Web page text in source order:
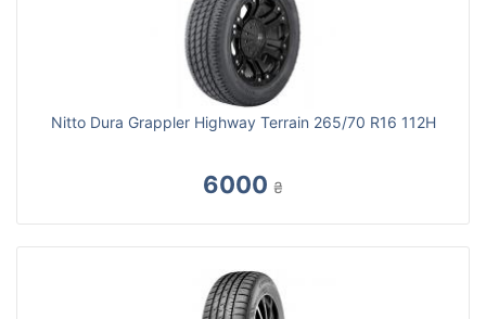
Nitto Dura Grappler Highway Terrain 265/70 R16 112H
6000 ₴